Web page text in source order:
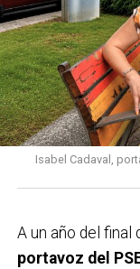
Isabel Cadaval,
A un año del final
portavoz del